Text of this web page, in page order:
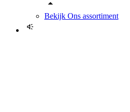
Bekijk Ons assortiment